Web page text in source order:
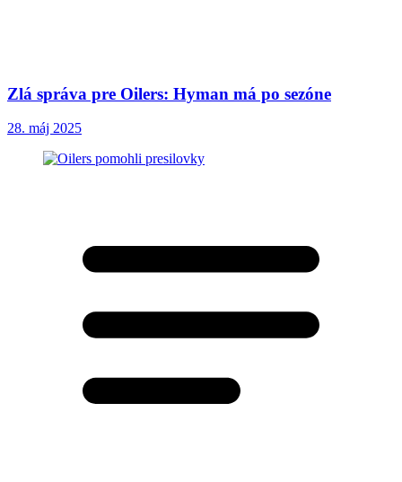
Zlá správa pre Oilers: Hyman má po sezóne
28. máj 2025